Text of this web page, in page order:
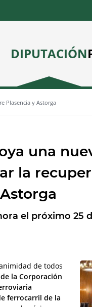
DIPUTACIÓN
Plasencia y Astorga
una
la
el próximo 25
de todos
la Corporación
ferrocarril de la